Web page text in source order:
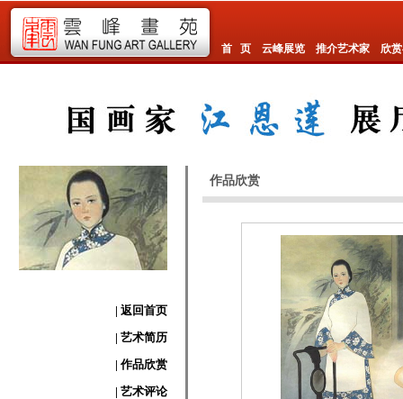
首 页 云峰展览 推介艺术家 欣
| 返回首页
| 艺术简历
| 作品欣赏
| 艺术评论
作品欣赏